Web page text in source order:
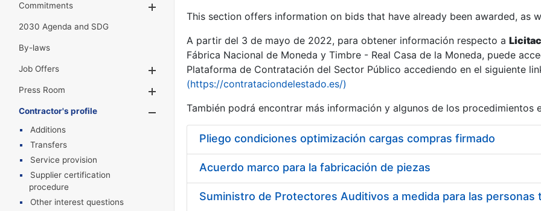
Commitments
2030 Agenda and SDG
By-laws
Job Offers
Show/Hide
Press Room
Show/Hide
Contractor's profile
Show/Hide
Additions
Transfers
Service provision
Supplier certification
procedure
Other interest questions
This section offers information on bids that have already been awarded, as
A partir del 3 de mayo de 2022, para obtener información respecto a
Fábrica Nacional de Moneda y Timbre - Real Casa de la Moneda, puede
Plataforma de Contratación del Sector Público accediendo en el siguiente
(https://contrataciondelestado.es/)
También podrá encontrar más información y algunos de los procedimientos
Pliego condiciones optimización cargas compras firmado
Acuerdo marco para la fabricación de piezas